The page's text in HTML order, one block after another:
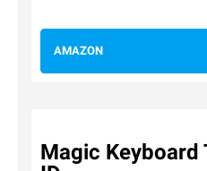
AMAZON
Magic Keyboard